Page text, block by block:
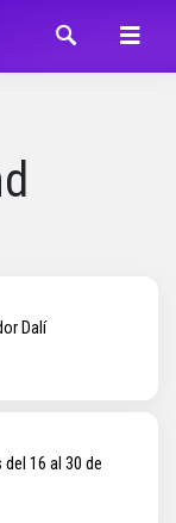
Dalí
16 al 30 de